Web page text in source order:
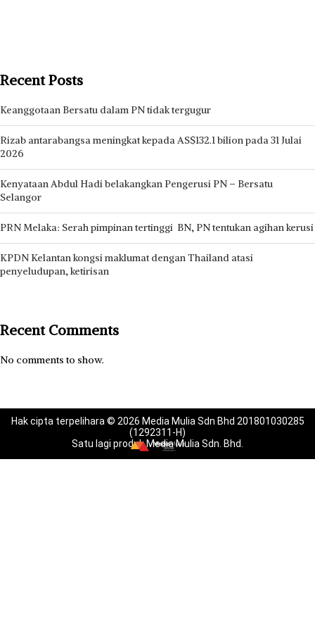
Recent Posts
Keanggotaan Bersatu dalam PN tidak tergugur
Rizab antarabangsa meningkat kepada AS$132.1 bilion pada 31 Julai
2026
Kenyataan Abdul Hadi belakangkan Pengerusi PN – Bersatu
Selangor
PRN Melaka: Serah pimpinan tertinggi BN, PN tentukan agihan kerusi
KPDN Kelantan kongsi maklumat dengan Thailand atasi
penyeludupan, ketirisan
Recent Comments
No comments to show.
Hak cipta terpelihara © 2026 Media Mulia Sdn Bhd 201801030285
(1292311-H)
Satu lagi produk Media Mulia Sdn. Bhd.